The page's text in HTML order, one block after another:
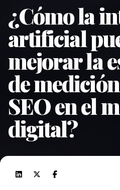
¿Cómo la
artificial
mejorar la
de
SEO en el
digital?